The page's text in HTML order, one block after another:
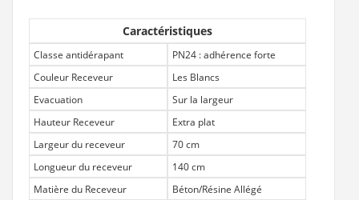
Caractéristiques
Classe antidérapant
PN24 : adhérence forte
Couleur Receveur
Les Blancs
Evacuation
Sur la largeur
Hauteur Receveur
Extra plat
Largeur du receveur
70 cm
Longueur du receveur
140 cm
Matière du Receveur
Béton/Résine Allégé